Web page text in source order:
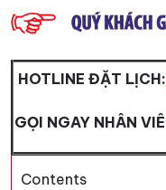
HOTLINE ĐẶT LỊCH:
GỌI NGAY NHÂN
Contents